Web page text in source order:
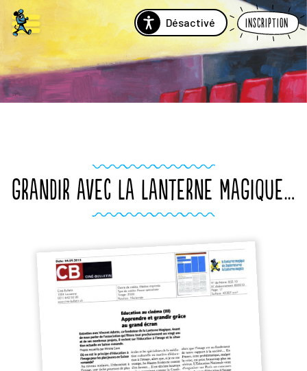
Désactivé Inscription
GRANDIR AVEC LA LANTERNE MAGIQUE…